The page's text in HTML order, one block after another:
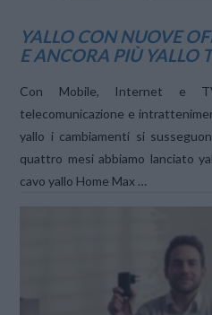
YALLO CON NUOVE
E ANCORA PIÙ YALLO
Con Mobile, Internet e
telecomunicazione e
yallo i cambiamenti si
quattro mesi abbiamo lanciato
cavo yallo Home Max …